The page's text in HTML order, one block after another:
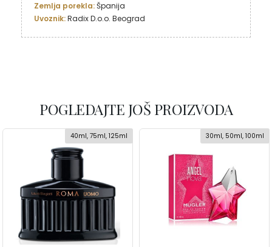
Zemlja porekla:
Uvoznik: Radix D.o.o. Beograd
POGLEDAJTE JOŠ PROIZVODA
40ml, 75ml, 125ml 30ml, 50ml, 100ml